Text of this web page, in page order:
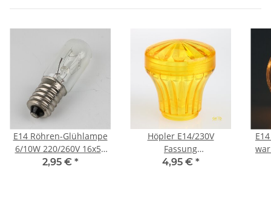
E14 Röhren-Glühlampe
6/10W 220/260V 16x54
mm
2,95 € *
Höpler E14/230V
Fassung
Diamantschliffkappen-
4,95 € *